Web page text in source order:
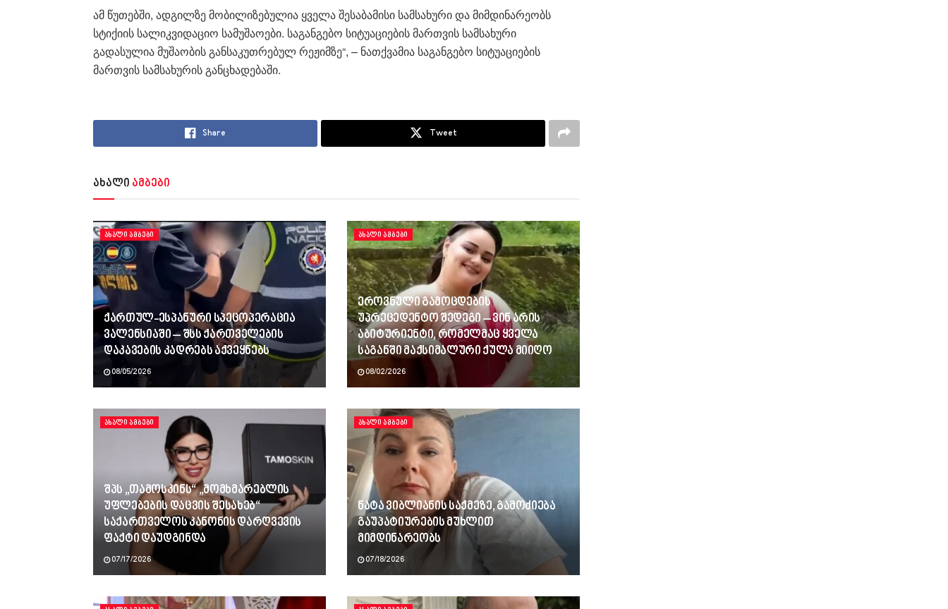
ამ წუთებში, ადგილზე მობილიზებულია ყველა შესაბამისი სამსახური და მიმდინარეობს
სტიქიის სალიკვიდაციო სამუშაოები. საგანგებო სიტუაციების მართვის სამსახური
გადასულია მუშაობის განსაკუთრებულ რეჟიმზე“, – ნათქვამია საგანგებო სიტუაციების
მართვის სამსახურის განცხადებაში.
Share Tweet
ახალი ამბები
ᲐᲮᲐᲚᲘ ᲐᲛᲑᲔᲑᲘ
ქართულ-ესპანური სპეცოპერაცია
ვალენსიაში – შსს ქართველების
დაკავების კადრებს აქვეყნებს
08/05/2026
ᲐᲮᲐᲚᲘ ᲐᲛᲑᲔᲑᲘ
ეროვნული გამოცდების
უპრეცედენტო შედეგი – ვინ არის
აბიტურიენტი, რომელმაც ყველა
საგანში მაქსიმალური ქულა მიიღო
08/02/2026
ᲐᲮᲐᲚᲘ ᲐᲛᲑᲔᲑᲘ
შპს „თამოსკინს“ „მომხმარებლის
უფლებების დაცვის შესახებ“
საქართველოს კანონის დარღვევის
ფაქტი დაუდგინდა
07/17/2026
ᲐᲮᲐᲚᲘ ᲐᲛᲑᲔᲑᲘ
ნატა ვიბლიანის საქმეზე, გამოძიება
გაუპატიურების მუხლით
მიმდინარეობს
07/18/2026